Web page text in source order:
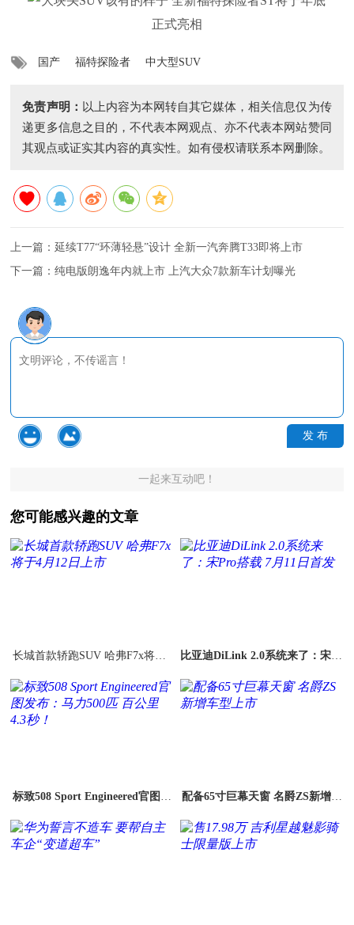
国产 福特探险者 中大型SUV
免责声明： 以上内容为本网转自其它媒体，相关信息仅为传
递更多信息之目的，不代表本网观点、亦不代表本网站赞同
其观点或证实其内容的真实性。如有侵权请联系本网删除。
上一篇： 延续T77“环薄轻悬”设计 全新一汽奔腾T33即将上市
下一篇：纯电版朗逸年内就上市 上汽大众7款新车计划曝光
发 布
一起来互动吧！
您可能感兴趣的文章
长城首款轿跑SUV 哈弗F7x将于4
比亚迪DiLink 2.0系统来了：宋Pr
标致508 Sport Engineered官图发
配备65寸巨幕天窗 名爵ZS新增车